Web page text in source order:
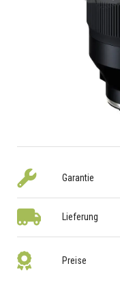
Garantie
Lieferung
Preise